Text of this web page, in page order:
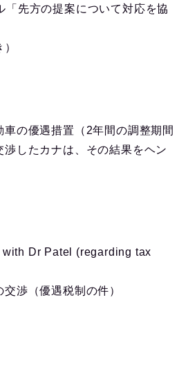
「先方の提案について対応を協
の優遇措置（2年間の調整期間
渉したカナは、その結果をヘン
Dr Patel (regarding tax
渉（優遇税制の件）